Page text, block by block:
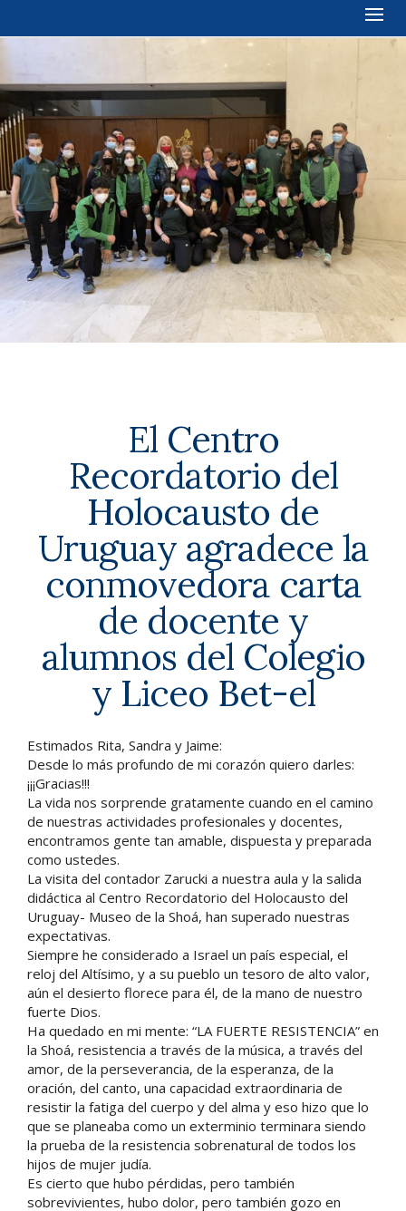
El Centro
Recordatorio del
Holocausto de
Uruguay agradece la
conmovedora carta
de docente y
alumnos del Colegio
y Liceo Bet-el
Estimados Rita, Sandra y Jaime:
Desde lo más profundo de mi corazón quiero darles:
¡¡¡Gracias!!!
La vida nos sorprende gratamente cuando en el camino
de nuestras actividades profesionales y docentes,
encontramos gente tan amable, dispuesta y preparada
como ustedes.
La visita del contador Zarucki a nuestra aula y la salida
didáctica al Centro Recordatorio del Holocausto del
Uruguay- Museo de la Shoá, han superado nuestras
expectativas.
Siempre he considerado a Israel un país especial, el
reloj del Altísimo, y a su pueblo un tesoro de alto valor,
aún el desierto florece para él, de la mano de nuestro
fuerte Dios.
Ha quedado en mi mente: “LA FUERTE RESISTENCIA” en
la Shoá, resistencia a través de la música, a través del
amor, de la perseverancia, de la esperanza, de la
oración, del canto, una capacidad extraordinaria de
resistir la fatiga del cuerpo y del alma y eso hizo que lo
que se planeaba como un exterminio terminara siendo
la prueba de la resistencia sobrenatural de todos los
hijos de mujer judía.
Es cierto que hubo pérdidas, pero también
sobrevivientes, hubo dolor, pero también gozo en